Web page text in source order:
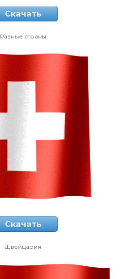
Скачать
Разные страны
Скачать
Швейцария